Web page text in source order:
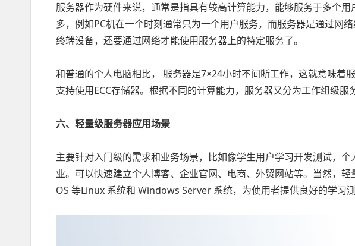
服务器作为硬件来说，通常是指具有较高计算能力，能够服务于多个
多，例如PC机在一个时刻通常只为一个用户服务，而服务器是通过网
终端设备，还要通过网络才能使用服务器上的特定服务了。
和普通的个人电脑相比， 服务器是7×24小时不间断工作，这就意味着
支持使用ECC存储器。根据不同的计算能力，服务器又分为工作组级服
六、轻量级服务器应用场景
主要针对入门级的需求和业务场景，比如像学生用户学习开发测试，
业。可以快速建立个人博客、企业官网、电商、外贸网站等。当然，
OS 等Linux 系统和 Windows Server 系统，为使用者提供良好的学习测